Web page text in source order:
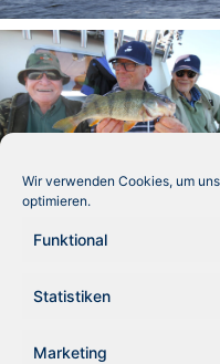
Wir verwenden Cookies, um
optimieren.
Funktional
Statistiken
Marketing